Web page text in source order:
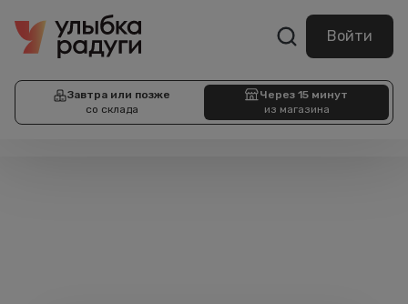
Войти
Завтра или позже
со склада
Через 15 минут
из магазина